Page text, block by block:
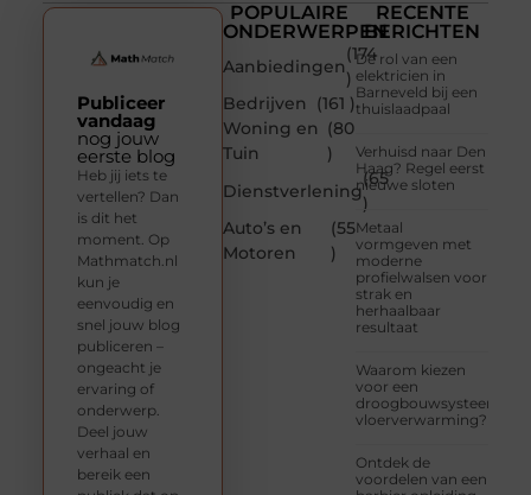
POPULAIRE
ONDERWERPEN
Aanbiedingen
(174
)
Bedrijven
(161 )
Woning en
Tuin
(80
)
Dienstverlening
(65
)
Auto’s en
Motoren
(55
)
RECENTE
BERICHTEN
De rol van een
elektricien in
Barneveld bij een
thuislaadpaal
Verhuisd naar Den
Haag? Regel eerst
nieuwe sloten
Metaal
vormgeven met
moderne
profielwalsen voor
strak en
herhaalbaar
resultaat
Waarom kiezen
voor een
droogbouwsysteem
vloerverwarming?
Ontdek de
voordelen van een
Publiceer
vandaag
nog jouw
eerste blog
Heb jij iets te
vertellen? Dan
is dit het
moment. Op
Mathmatch.nl
kun je
eenvoudig en
snel jouw blog
publiceren –
ongeacht je
ervaring of
onderwerp.
Deel jouw
verhaal en
bereik een